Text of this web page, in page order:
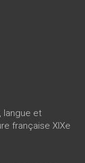
langue et
française XIXe